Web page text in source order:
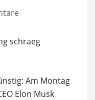
Am Montag
Elon Musk